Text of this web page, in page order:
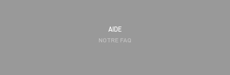
AIDE
NOTRE FAQ